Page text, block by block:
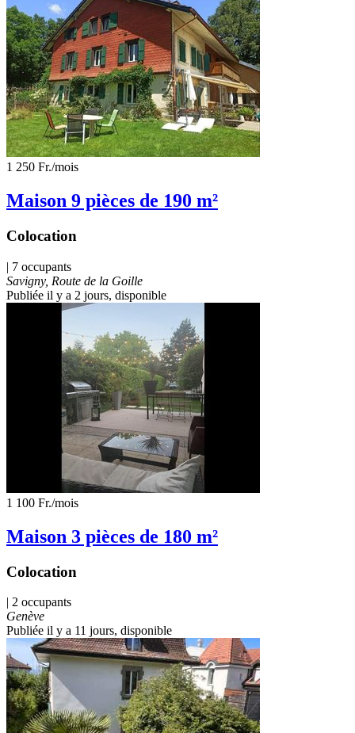
1 250 Fr./mois
Maison 9 pièces de 190 m²
Colocation
| 7 occupants
Savigny, Route de la Goille
Publiée il y a 2 jours, disponible
1 100 Fr./mois
Maison 3 pièces de 180 m²
Colocation
| 2 occupants
Genève
Publiée il y a 11 jours, disponible